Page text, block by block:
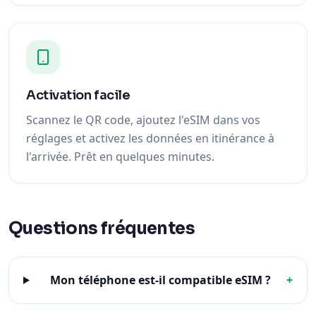
Activation facile
Scannez le QR code, ajoutez l'eSIM dans vos
réglages et activez les données en itinérance à
l'arrivée. Prêt en quelques minutes.
Questions fréquentes
Mon téléphone est-il compatible eSIM ? +